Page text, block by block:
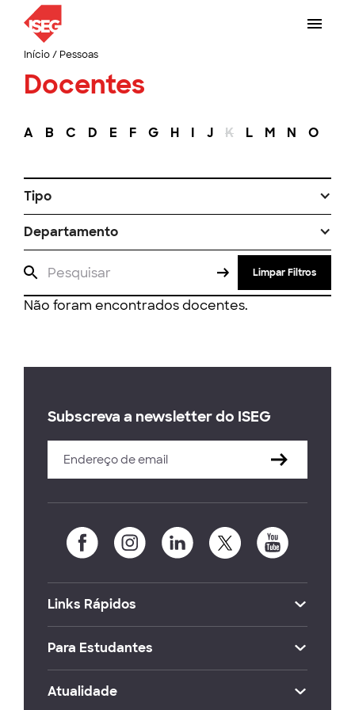
Início/ Pessoas
Docentes
A B C D E F G H I J K L M N O
Tipo
Departamento
Limpar Filtros
Não foram encontrados docentes.
Subscreva a newsletter do ISEG
Links Rápidos
Para Estudantes
Atualidade